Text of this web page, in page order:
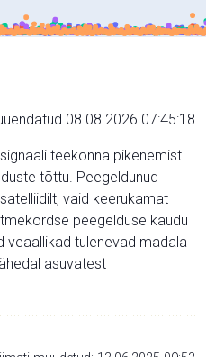
08.08.2026 07:45:18
teekonna pikenemist
tõttu. Peegeldunud
vaid keerukamat
peegelduse kaudu
veaallikad tulenevad madala
asuvatest